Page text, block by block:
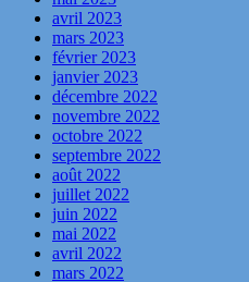
avril 2023
mars 2023
février 2023
janvier 2023
décembre 2022
novembre 2022
octobre 2022
septembre 2022
août 2022
juillet 2022
juin 2022
mai 2022
avril 2022
mars 2022